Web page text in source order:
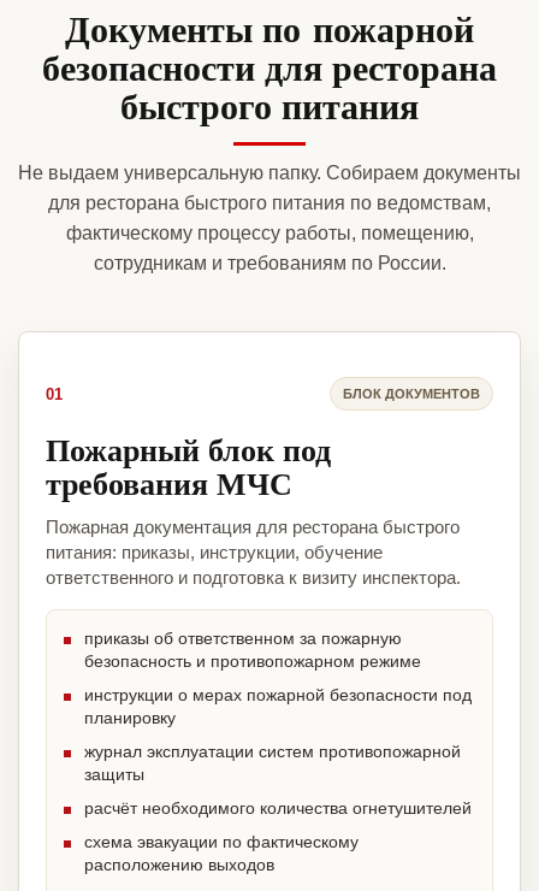
Документы по пожарной
безопасности для ресторана
быстрого питания
Не выдаем универсальную папку. Собираем документы
для ресторана быстрого питания по ведомствам,
фактическому процессу работы, помещению,
сотрудникам и требованиям по России.
01 БЛОК ДОКУМЕНТОВ
Пожарный блок под
требования МЧС
Пожарная документация для ресторана быстрого
питания: приказы, инструкции, обучение
ответственного и подготовка к визиту инспектора.
приказы об ответственном за пожарную
безопасность и противопожарном режиме
инструкции о мерах пожарной безопасности под
планировку
журнал эксплуатации систем противопожарной
защиты
расчёт необходимого количества огнетушителей
схема эвакуации по фактическому
расположению выходов